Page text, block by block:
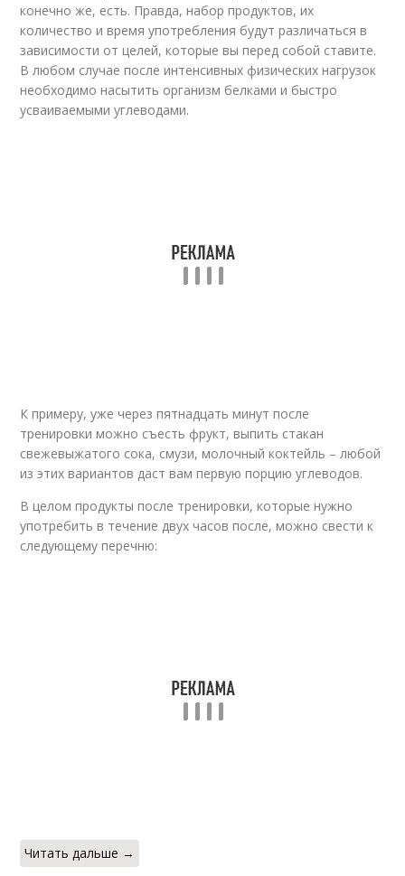
конечно же, есть. Правда, набор продуктов, их
количество и время употребления будут различаться в
зависимости от целей, которые вы перед собой ставите.
В любом случае после интенсивных физических нагрузок
необходимо насытить организм белками и быстро
усваиваемыми углеводами.
К примеру, уже через пятнадцать минут после
тренировки можно съесть фрукт, выпить стакан
свежевыжатого сока, смузи, молочный коктейль – любой
из этих вариантов даст вам первую порцию углеводов.
В целом продукты после тренировки, которые нужно
употребить в течение двух часов после, можно свести к
следующему перечню:
Читать дальше →